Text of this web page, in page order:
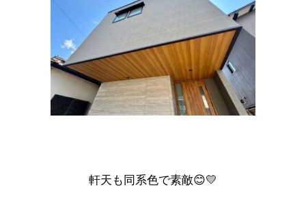
軒天も同系色で素敵😊💛